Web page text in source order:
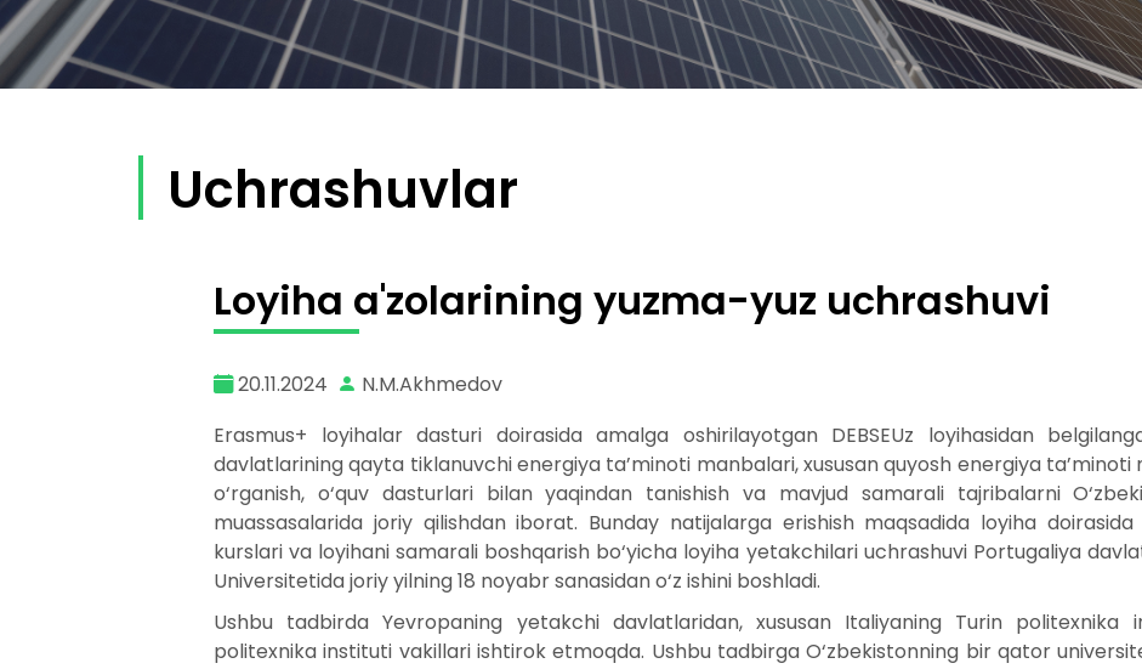
Uchrashuvlar
Loyiha a'zolarining yuzma-yuz uchrashuvi
20.11.2024
N.M.Akhmedov
Erasmus+ loyihalar dasturi doirasida amalga oshirilayotgan DEBSEUz loyihasidan
davlatlarining qayta tiklanuvchi energiya ta’minoti manbalari, xususan quyosh energiya ta’minoti
o‘rganish, o‘quv dasturlari bilan yaqindan tanishish va mavjud samarali tajribalarni
muassasalarida joriy qilishdan iborat. Bunday natijalarga erishish maqsadida loyiha
kurslari va loyihani samarali boshqarish bo‘yicha loyiha yetakchilari uchrashuvi Portugaliya
Universitetida joriy yilning 18 noyabr sanasidan o‘z ishini boshladi.
Ushbu tadbirda Yevropaning yetakchi davlatlaridan, xususan Italiyaning Turin politexnika
politexnika instituti vakillari ishtirok etmoqda. Ushbu tadbirga O‘zbekistonning bir qator